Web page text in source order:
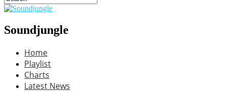
Soundjungle
Home
Playlist
Charts
Latest News